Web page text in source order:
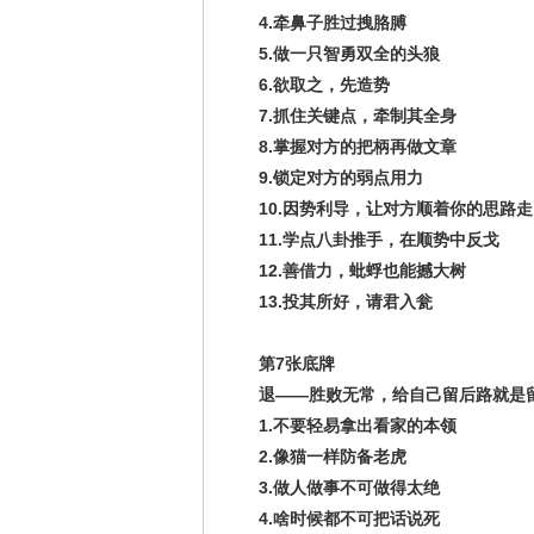
4.牵鼻子胜过拽胳膊
5.做一只智勇双全的头狼
6.欲取之，先造势
7.抓住关键点，牵制其全身
8.掌握对方的把柄再做文章
9.锁定对方的弱点用力
10.因势利导，让对方顺着你的思路走
11.学点八卦推手，在顺势中反戈
12.善借力，蚍蜉也能撼大树
13.投其所好，请君入瓮
第7张底牌
退——胜败无常，给自己留后路就是
1.不要轻易拿出看家的本领
2.像猫一样防备老虎
3.做人做事不可做得太绝
4.啥时候都不可把话说死